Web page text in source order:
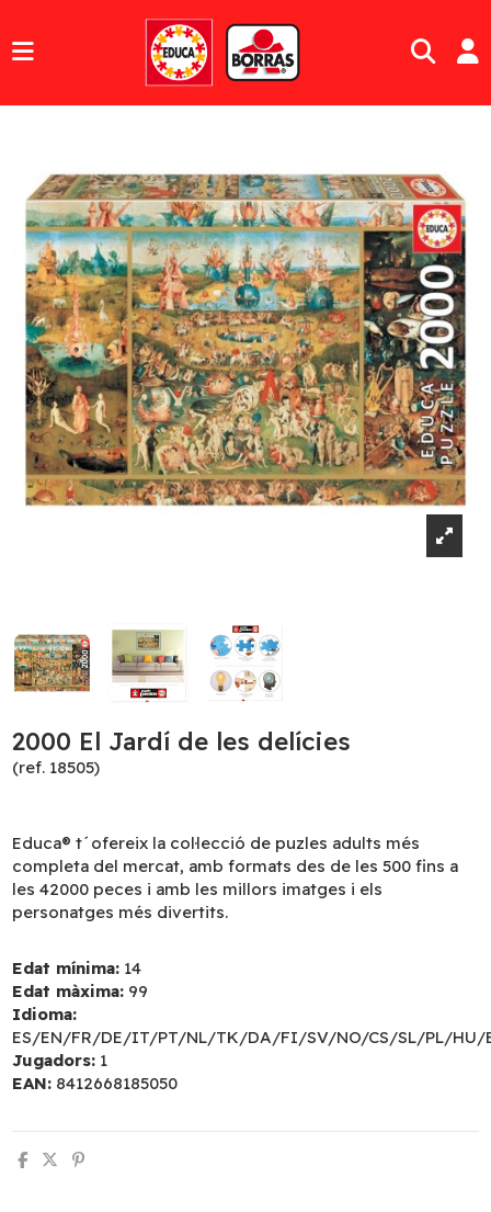
2000 El Jardí de les delícies
(ref. 18505)
Educa® t´ofereix la col·lecció de puzles adults més
completa del mercat, amb formats des de les 500 fins a
les 42000 peces i amb les millors imatges i els
personatges més divertits.
Edat mínima: 14
Edat màxima: 99
Idioma:
ES/EN/FR/DE/IT/PT/NL/TK/DA/FI/SV/NO/CS/SL/PL/HU/
Jugadors: 1
EAN: 8412668185050